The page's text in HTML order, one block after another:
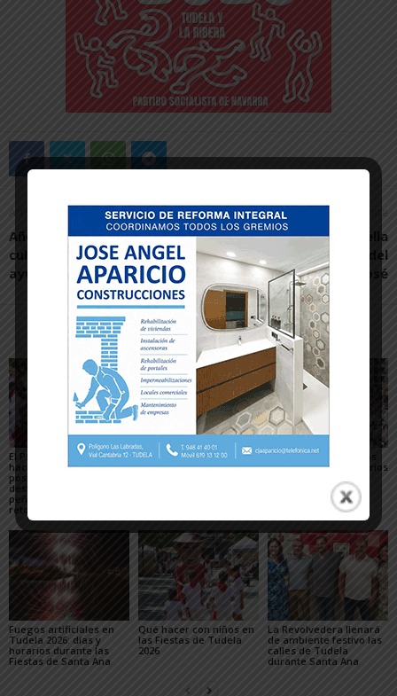
Artículo anterior
Añón defiende la gestión
cultural al frente del
ayuntamiento de Tudela
Artículo siguiente
El Ayuntamiento de Corella
inaugura la reforma del
Hogar Residencia San José
Artículos relacionados Más del autor
El PSN-PSOE de Tudela
hace un balance
positivo de las fiestas,
destaca el papel de las
peñas y plantea los
retos para mejorarlas
Toquero destaca la
convivencia y la caída
Gigantes y Cabezudos
en Tudela 2026: horarios
Fiestas de Santa Ana
Fuegos artificiales en
Tudela 2026: días y
horarios durante las
Fiestas de Santa Ana
Qué hacer con niños en
las Fiestas de Tudela
2026
La Revolvedera llenará
de ambiente festivo las
calles de Tudela
durante Santa Ana